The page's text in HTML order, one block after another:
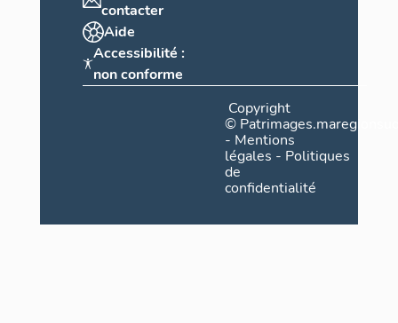
contacter
Aide
Accessibilité :
non conforme
Copyright
©
- Mentions
légales - Politiques
de
confidentialité